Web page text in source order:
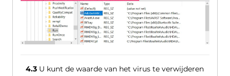
4.3 U kunt de waarde van het virus te verwijderen